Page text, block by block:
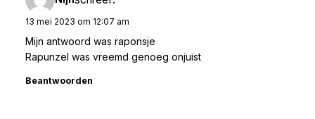
13 mei 2023 om 12:07 am
Mijn antwoord was raponsje
Rapunzel was vreemd genoeg onjuist
Beantwoorden